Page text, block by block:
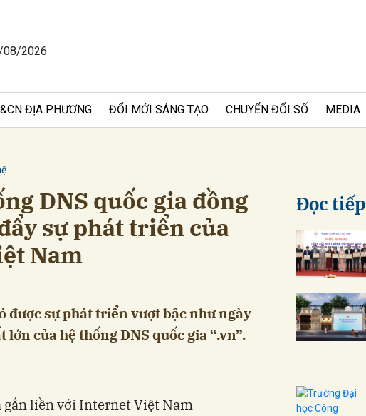
08/2026
ĐỊA PHƯƠNG ĐỔI MỚI SÁNG TẠO CHUYỂN ĐỔI SỐ MEDIA
DNS quốc gia đồng
sự phát triển của
Nam
được sự phát triển vượt bậc như ngày
của hệ thống DNS quốc gia “.vn”.
gắn liền với Internet Việt Nam
Đọc tiếp
Gửi